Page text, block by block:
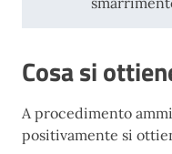
Cosa si
A procedimento
positivamente si